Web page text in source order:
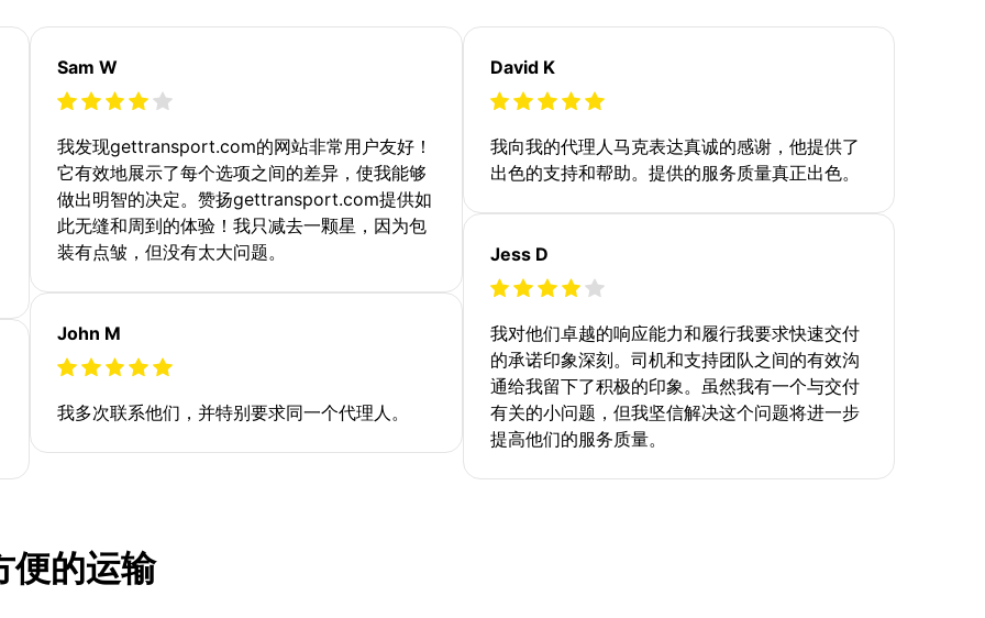
Sam W
我发现gettransport.com的网站非常用户友好！
它有效地展示了每个选项之间的差异，使我能够
做出明智的决定。赞扬gettransport.com提供如
此无缝和周到的体验！我只减去一颗星，因为包
装有点皱，但没有太大问题。
John M
我多次联系他们，并特别要求同一个代理人。
David K
我向我的代理人马克表达真诚的感谢，他提供了
出色的支持和帮助。提供的服务质量真正出色。
Jess D
我对他们卓越的响应能力和履行我要求快速交付
的承诺印象深刻。司机和支持团队之间的有效沟
通给我留下了积极的印象。虽然我有一个与交付
有关的小问题，但我坚信解决这个问题将进一步
提高他们的服务质量。
便的运输